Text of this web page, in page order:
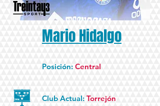
Mario Hidalgo
Posición: Central
Club Actual: Torrejón